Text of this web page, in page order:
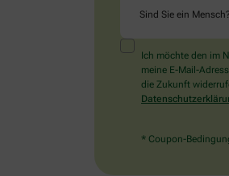
Sind Sie ein
Ich möchte den im
meine E-Mail-
die Zukunft
* Coupon-